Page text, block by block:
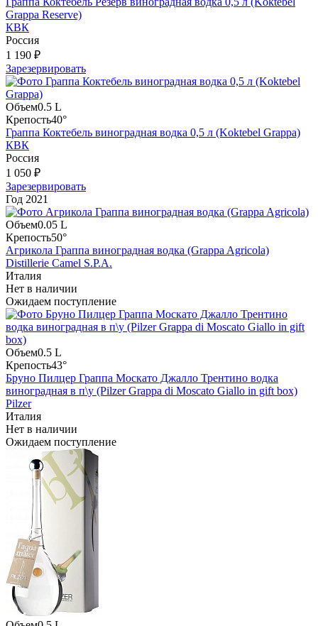
Grappa Reserve)
КВК
Россия
1 190 ₽
Зарезервировать
Объем0.5 L
Крепость40°
Граппа Коктебель виноградная водка 0,5 л (Koktebel Grappa)
КВК
Россия
1 050 ₽
Зарезервировать
Год 2021
Объем0.05 L
Крепость50°
Агрикола Граппа виноградная водка (Grappa Agricola)
Distillerie Camel S.P.A.
Италия
Нет в наличии
Ожидаем поступление
Объем0.5 L
Крепость43°
Бруно Пилцер Граппа Москато Джалло Трентино водка
виноградная в п\у (Pilzer Grappa di Moscato Giallo in gift box)
Pilzer
Италия
Нет в наличии
Ожидаем поступление